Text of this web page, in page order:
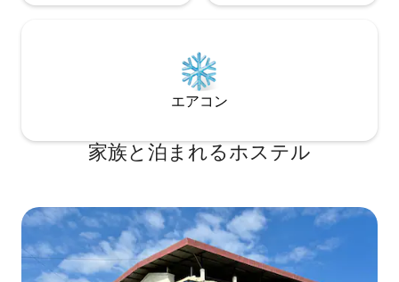
エアコン
家族と泊まれるホステル